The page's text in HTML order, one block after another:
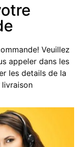
Veuillez
appeler dans les
les details de la